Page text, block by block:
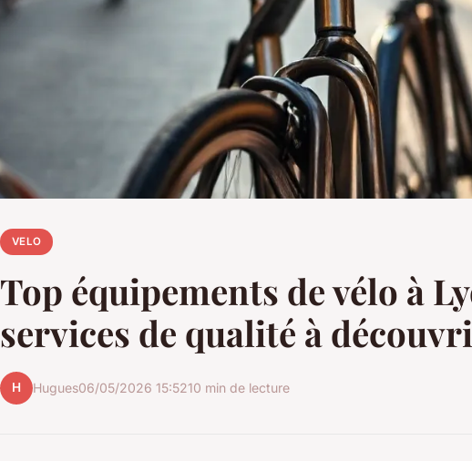
VELO
Top équipements de vélo à
services de qualité à
H Hugues06/05/2026 15:5210 min de lecture